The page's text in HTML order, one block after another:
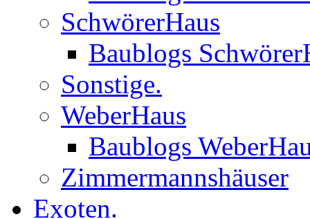
SchwörerHaus
Baublogs
Sonstige.
WeberHaus
Baublogs
Zimmermannshäuser
Exoten.